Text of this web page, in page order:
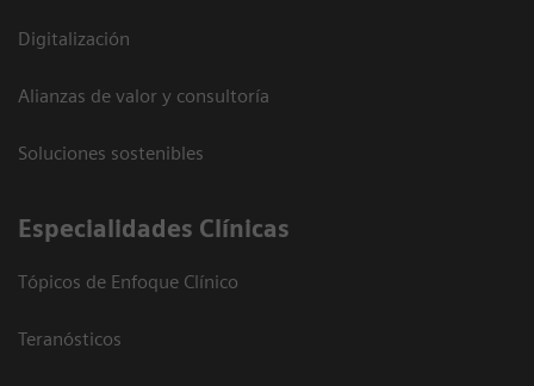
Digitalización
Alianzas de valor y consultoría
Soluciones sostenibles
Especialidades Clínicas
Tópicos de Enfoque Clínico
Teranósticos